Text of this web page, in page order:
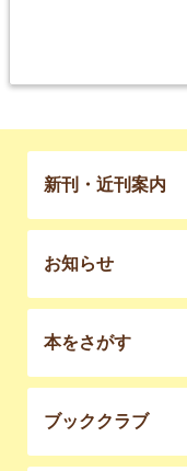
新刊・近刊案内
お知らせ
本をさがす
ブッククラブ